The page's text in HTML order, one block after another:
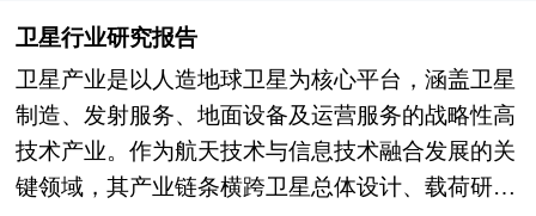
业、市场、企业、用户等多层面数据和信息资源，
为客户提供深度的汽车保养行业研究报告，以专业
的研究方法帮助客户深入的了解汽车保养行业，发
现投资价值和投资机会，规避经营风险，提高管理
和运营能力。汽车保养行业报告是从事汽车保养行
用向万物互联延伸，产业规模从百亿级向千亿级跨
越；三是行业深化与生态构建深度推进，高精度定
位与自动驾驶、无人机、精准农业及数字施工等垂
直行业的融合创新，位置大数据平台与高精度地
图、云服务等协同，开源社区与开发者生态繁荣，
的危急时刻，为生命救援、财产保护与社会秩序恢
复提供强有力的移动支持平台，是现代公共安全体
系不可或缺的重要力量。 本报告利用中研普华长
期对救援车行业市场跟踪搜集的一手市场数据，同
时依据国家统计局、国家商务部、国家发改委、国
件、底盘系统、动力系统壳体、内外饰件、电池包
材料轻量化与非金属材料轻量化，按照应用部位则
形成车身轻量化、底盘轻量化、动力系统轻量化、
内外饰轻量化等多元矩阵。随着新能源汽车渗透率
提升与续航里程焦虑凸显，汽车轻量化正从单一材
卫星行业研究报告
卫星产业是以人造地球卫星为核心平台，涵盖卫星
制造、发射服务、地面设备及运营服务的战略性高
技术产业。作为航天技术与信息技术融合发展的关
键领域，其产业链条横跨卫星总体设计、载荷研